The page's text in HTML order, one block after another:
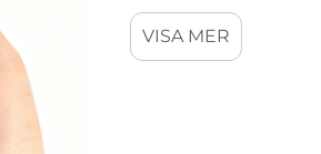
komprimeras och
käkbenet. Material...
VISA MER